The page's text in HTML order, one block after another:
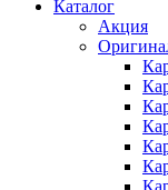
Каталог
Акция